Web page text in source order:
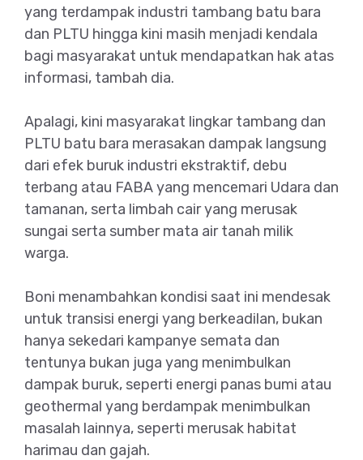
yang terdampak industri tambang batu bara
dan PLTU hingga kini masih menjadi kendala
bagi masyarakat untuk mendapatkan hak atas
informasi, tambah dia.
Apalagi, kini masyarakat lingkar tambang dan
PLTU batu bara merasakan dampak langsung
dari efek buruk industri ekstraktif, debu
terbang atau FABA yang mencemari Udara dan
tamanan, serta limbah cair yang merusak
sungai serta sumber mata air tanah milik
warga.
Boni menambahkan kondisi saat ini mendesak
untuk transisi energi yang berkeadilan, bukan
hanya sekedari kampanye semata dan
tentunya bukan juga yang menimbulkan
dampak buruk, seperti energi panas bumi atau
geothermal yang berdampak menimbulkan
masalah lainnya, seperti merusak habitat
harimau dan gajah.